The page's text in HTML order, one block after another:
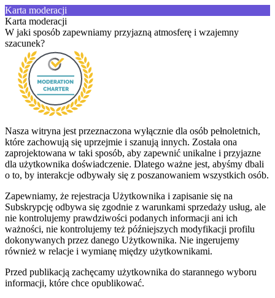
Karta moderacji
Karta moderacji
W jaki sposób zapewniamy przyjazną atmosferę i wzajemny
szacunek?
Nasza witryna jest przeznaczona wyłącznie dla osób pełnoletnich,
które zachowują się uprzejmie i szanują innych. Została ona
zaprojektowana w taki sposób, aby zapewnić unikalne i przyjazne
dla użytkownika doświadczenie. Dlatego ważne jest, abyśmy dbali
o to, by interakcje odbywały się z poszanowaniem wszystkich osób.
Zapewniamy, że rejestracja Użytkownika i zapisanie się na
Subskrypcję odbywa się zgodnie z warunkami sprzedaży usług, ale
nie kontrolujemy prawdziwości podanych informacji ani ich
ważności, nie kontrolujemy też późniejszych modyfikacji profilu
dokonywanych przez danego Użytkownika. Nie ingerujemy
również w relacje i wymianę między użytkownikami.
Przed publikacją zachęcamy użytkownika do starannego wyboru
informacji, które chce opublikować.